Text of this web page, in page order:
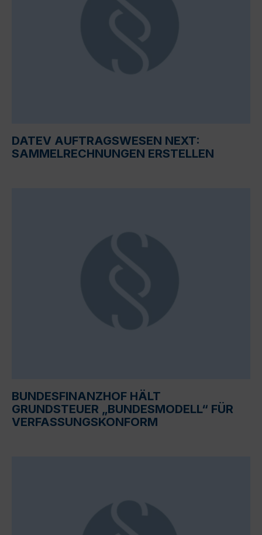
DATEV AUFTRAGSWESEN NEXT:
SAMMELRECHNUNGEN ERSTELLEN
BUNDESFINANZHOF HÄLT
GRUNDSTEUER „BUNDESMODELL“ FÜR
VERFASSUNGSKONFORM